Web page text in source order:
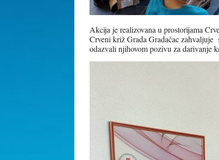
Akcija je realizovana u prostorijama
Crveni križ Grada Gradačac
odazvali njihovom pozivu za darivanje